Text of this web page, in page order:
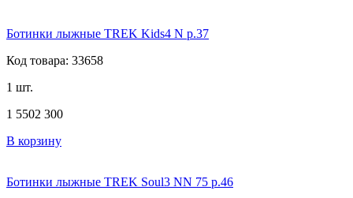
Ботинки лыжные TREK Kids4 N р.37
Код товара: 33658
1 шт.
1 5502 300
В корзину
Ботинки лыжные TREK Soul3 NN 75 р.46